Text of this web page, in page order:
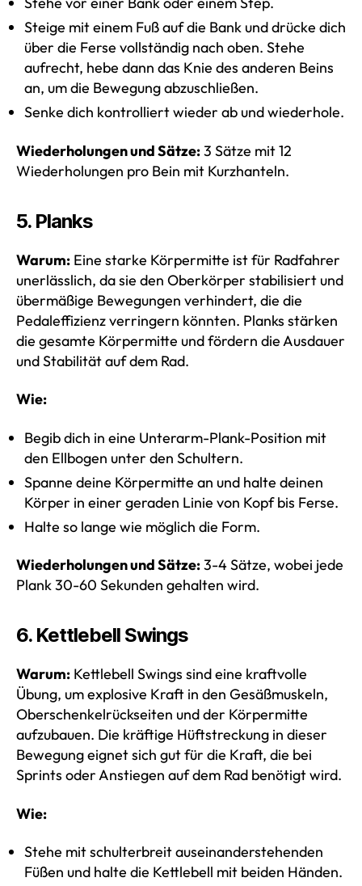
Steige mit einem Fuß auf die Bank und drücke dich
über die Ferse vollständig nach oben. Stehe
aufrecht, hebe dann das Knie des anderen Beins
an, um die Bewegung abzuschließen.
Senke dich kontrolliert wieder ab und wiederhole.
Wiederholungen und Sätze:3 Sätze mit 12
Wiederholungen pro Bein mit Kurzhanteln.
5. Planks
Warum: Eine starke Körpermitte ist für Radfahrer
unerlässlich, da sie den Oberkörper stabilisiert und
übermäßige Bewegungen verhindert, die die
Pedaleffizienz verringern könnten. Planks stärken
die gesamte Körpermitte und fördern die Ausdauer
und Stabilität auf dem Rad.
Wie:
Begib dich in eine Unterarm-Plank-Position mit
den Ellbogen unter den Schultern.
Spanne deine Körpermitte an und halte deinen
Körper in einer geraden Linie von Kopf bis Ferse.
Halte so lange wie möglich die Form.
Wiederholungen und Sätze:3-4 Sätze, wobei jede
Plank 30-60 Sekunden gehalten wird.
6. Kettlebell Swings
Warum: Kettlebell Swings sind eine kraftvolle
Übung, um explosive Kraft in den Gesäßmuskeln,
Oberschenkelrückseiten und der Körpermitte
aufzubauen. Die kräftige Hüftstreckung in dieser
Bewegung eignet sich gut für die Kraft, die bei
Sprints oder Anstiegen auf dem Rad benötigt wird.
Wie:
Stehe mit schulterbreit auseinanderstehenden
Füßen und halte die Kettlebell mit beiden Händen.